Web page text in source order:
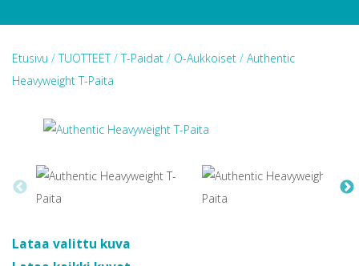
Etusivu /TUOTTEET/T-Paidat / O-Aukkoiset / Authentic
Heavyweight T-Paita
Lataa valittu kuva